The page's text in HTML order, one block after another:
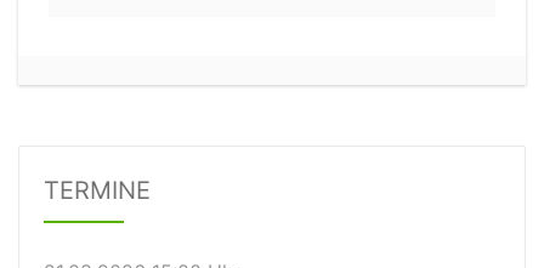
TERMINE
21.08.2026 15:00 Uhr
Amtsgericht Stuttgart